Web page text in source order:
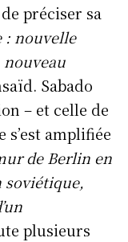
préciser sa
: nouvelle
Sabado
– et celle de
s’est amplifiée
de Berlin en
soviétique,
plusieurs